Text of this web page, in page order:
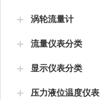
涡轮流量计
流量仪表分类
显示仪表分类
压力液位温度仪表